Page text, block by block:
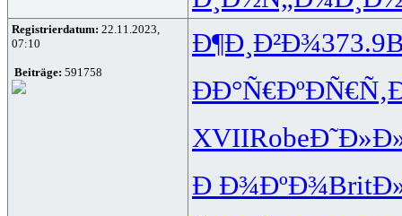
Registrierdatum: 22.11.2023,
07:10
Beiträge: 591758
Ð¶Ð¸Ð²Ð¾373.9
ÐÐ°Ñ€Ðº
XVIIRobe
Ð Ð¾ÐºÐ¾Brit